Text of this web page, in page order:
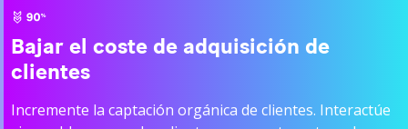
Bajar el coste de adquisición de
clientes
Incremente la captación orgánica de clientes. Interactúe